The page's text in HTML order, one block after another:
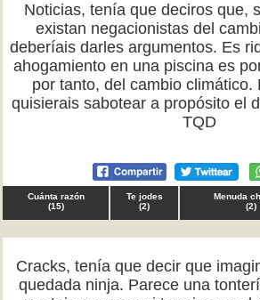
Noticias, tenía que deciros que,
existan negacionistas del
deberíais darles argumentos. Es
ahogamiento en una piscina es
por tanto, del cambio climático.
quisierais sabotear a propósito el
TQD
Cuánta razón
(15)
Te jodes
(2)
Menuda
(2)
Cracks, tenía que decir que
quedada ninja. Parece una